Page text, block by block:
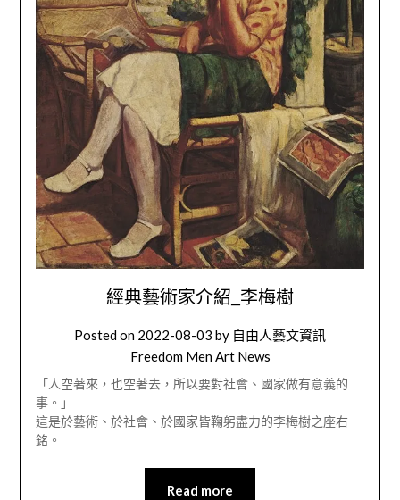
經典藝術家介紹_李梅樹
Posted on 2022-08-03 by 自由人藝文資訊
Freedom Men Art News
「人空著來，也空著去，所以要對社會、國家做有意義的
事。」
這是於藝術、於社會、於國家皆鞠躬盡力的李梅樹之座右
銘。
Read more